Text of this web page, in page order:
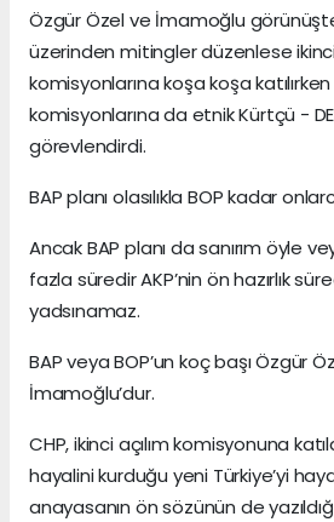
Özgür Özel ve İmamoğlu görünüşte
üzerinden mitingler düzenlese ikinci
komisyonlarına koşa koşa katılırken
komisyonlarına da etnik Kürtçü -
görevlendirdi.
BAP planı olasılıkla BOP kadar
Ancak BAP planı da sanırım öyle
fazla süredir AKP’nin ön hazırlık
yadsınamaz.
BAP veya BOP’un koç başı Özgür
İmamoğlu’dur.
CHP, ikinci açılım komisyonuna
hayalini kurduğu yeni Türkiye’yi
anayasanın ön sözünün de